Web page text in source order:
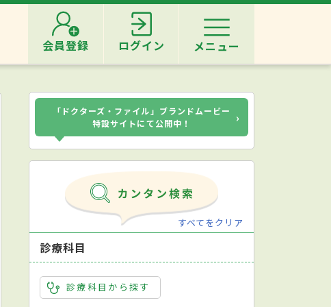
会員登録 ログイン メニュー
「ドクターズ・ファイル」ブランドムービー
特設サイトにて公開中！
›
すべてをクリア
診療科目
診療科目から探す